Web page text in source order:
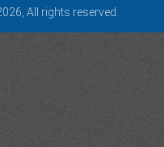
All rights reserved.